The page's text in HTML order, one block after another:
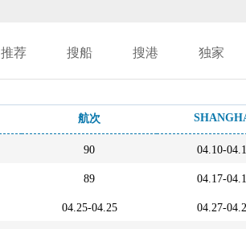
推荐 搜船 搜港 独家
航次
90 04.10-
89 04.17-
04.25-04.25 04.27-